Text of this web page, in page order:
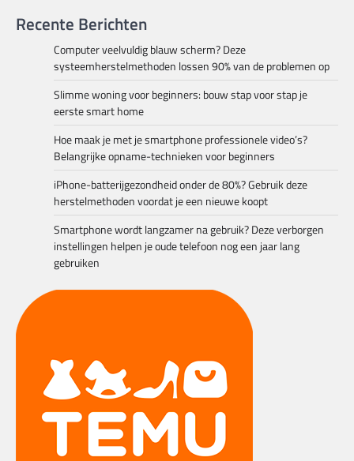
Recente Berichten
Computer veelvuldig blauw scherm? Deze
systeemherstelmethoden lossen 90% van de problemen op
Slimme woning voor beginners: bouw stap voor stap je
eerste smart home
Hoe maak je met je smartphone professionele video’s?
Belangrijke opname-technieken voor beginners
iPhone-batterijgezondheid onder de 80%? Gebruik deze
herstelmethoden voordat je een nieuwe koopt
Smartphone wordt langzamer na gebruik? Deze verborgen
instellingen helpen je oude telefoon nog een jaar lang
gebruiken